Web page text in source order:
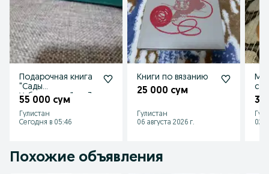
Подарочная книга
"Сады
Узбекистана" на 3
55 000 сум
Гулистан
Сегодня в 05:46
Книги по вязанию
25 000 сум
Гулистан
06 августа 2026 г.
35
02
Похожие объявления